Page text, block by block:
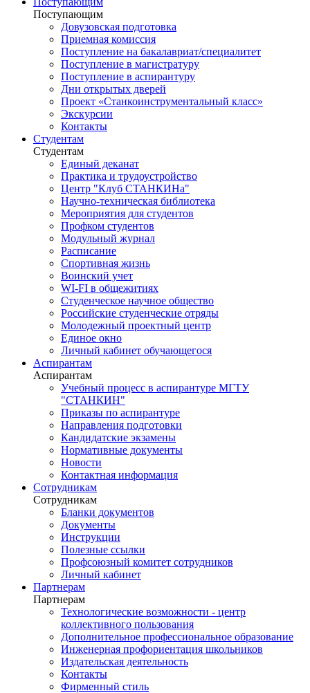
Поступающим
Довузовская подготовка
Приемная комиссия
Поступление на бакалавриат/специалитет
Поступление в магистратуру
Поступление в аспирантуру
Дни открытых дверей
Проект «Станкоинструментальный класс»
Экскурсии
Контакты
Студентам
Студентам
Единый деканат
Практика и трудоустройство
Центр "Клуб СТАНКИНа"
Научно-техническая библиотека
Мероприятия для студентов
Профком студентов
Модульный журнал
Расписание
Спортивная жизнь
Воинский учет
WI-FI в общежитиях
Студенческое научное общество
Российские студенческие отряды
Молодежный проектный центр
Единое окно
Личный кабинет обучающегося
Аспирантам
Аспирантам
Учебный процесс в аспирантуре МГТУ
"СТАНКИН"
Приказы по аспирантуре
Направления подготовки
Кандидатские экзамены
Нормативные документы
Новости
Контактная информация
Сотрудникам
Сотрудникам
Бланки документов
Документы
Инструкции
Полезные ссылки
Профсоюзный комитет сотрудников
Личный кабинет
Партнерам
Партнерам
Технологические возможности - центр
коллективного пользования
Дополнительное профессиональное образование
Инженерная профориентация школьников
Издательская деятельность
Контакты
Фирменный стиль